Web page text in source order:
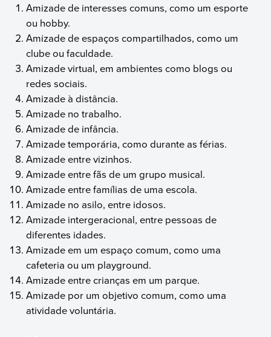
Amizade de interesses comuns, como um esporte
ou hobby.
Amizade de espaços compartilhados, como um
clube ou faculdade.
Amizade virtual, em ambientes como blogs ou
redes sociais.
Amizade à distância.
Amizade no trabalho.
Amizade de infância.
Amizade temporária, como durante as férias.
Amizade entre vizinhos.
Amizade entre fãs de um grupo musical.
Amizade entre famílias de uma escola.
Amizade no asilo, entre idosos.
Amizade intergeracional, entre pessoas de
diferentes idades.
Amizade em um espaço comum, como uma
cafeteria ou um playground.
Amizade entre crianças em um parque.
Amizade por um objetivo comum, como uma
atividade voluntária.